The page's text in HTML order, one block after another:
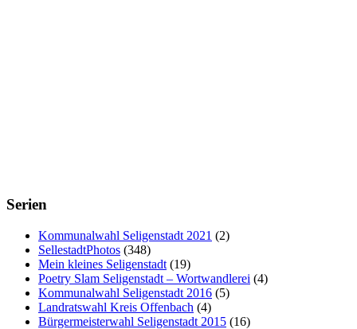
Serien
Kommunalwahl Seligenstadt 2021 (2)
SellestadtPhotos (348)
Mein kleines Seligenstadt (19)
Poetry Slam Seligenstadt – Wortwandlerei (4)
Kommunalwahl Seligenstadt 2016 (5)
Landratswahl Kreis Offenbach (4)
Bürgermeisterwahl Seligenstadt 2015 (16)